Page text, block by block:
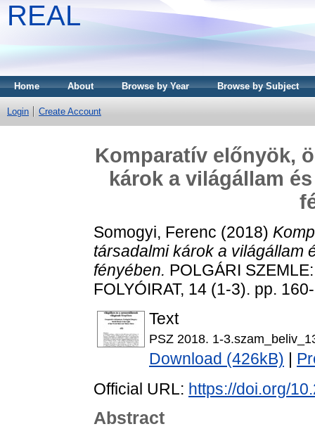
REAL
Home About Browse by Year Browse by Subject
Login Create Account
Komparatív előnyök,
károk a világállam
Somogyi, Ferenc (2018)
társadalmi károk a világállam
fényében. POLGÁRI
FOLYÓIRAT, 14 (1-3). pp.
Text
PSZ 2018. 1-
Download (426kB)
Official URL: https://doi.org/
Abstract